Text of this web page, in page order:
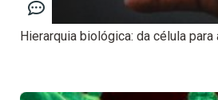
Hierarquia biológica: da célula